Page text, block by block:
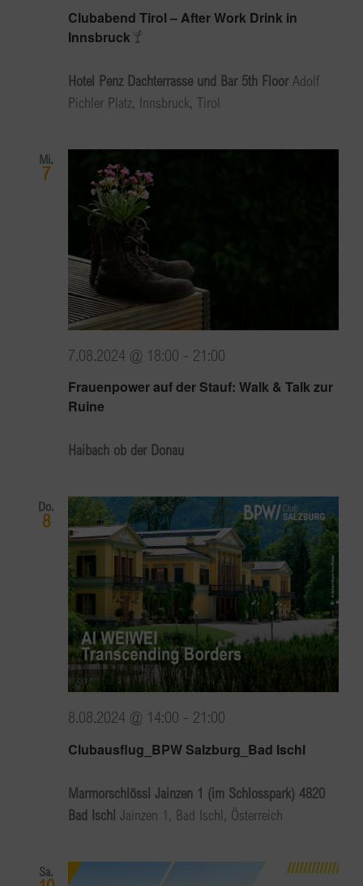
Clubabend Tirol – After Work Drink in
Innsbruck
Hotel Penz Dachterrasse und Bar 5th FloorAdolf
Pichler Platz, Innsbruck, Tirol
Mi.
7
Frauenpower auf der Stauf: Walk & Talk zur
Ruine
7.08.2024 @ 18:00 - 21:00
Haibach ob der Donau
Do.
8
Clubausflug_BPW Salzburg_Bad Ischl
8.08.2024 @ 14:00 - 21:00
Marmorschlössl Jainzen 1 (im Schlosspark) 4820
Bad Ischl Jainzen 1, Bad Ischl, Österreich
Sa.